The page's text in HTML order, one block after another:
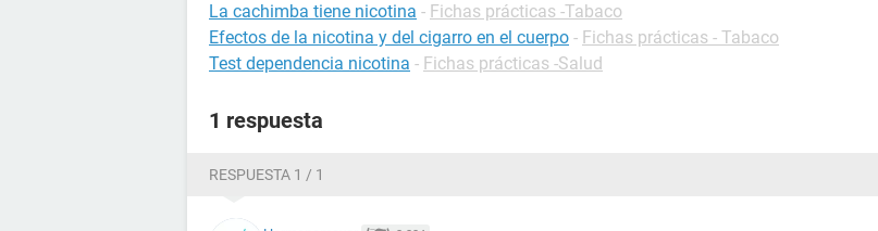
La cachimba tiene nicotina - Fichas prácticas -Tabaco
Efectos de la nicotina y del cigarro en el cuerpo - Fichas prácticas - Tabaco
Test dependencia nicotina - Fichas prácticas -Salud
1 respuesta
RESPUESTA 1 / 1